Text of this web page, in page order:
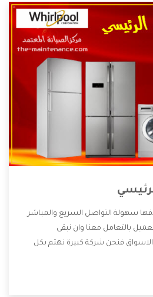
سهولة التواصل السريع والمباشر
بالتعامل معنا وان نبقى
فنحن شركة كبيرة نهتم بكل
خدمة الصيانة التى تكون من أهم